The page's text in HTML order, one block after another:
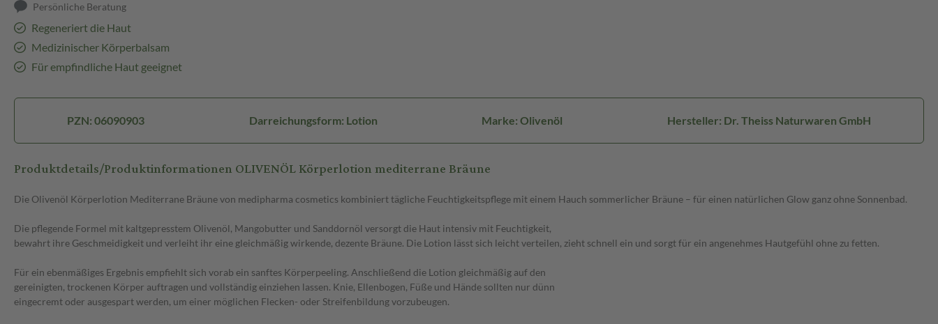
Persönliche Beratung
Regeneriert die Haut
Medizinischer Körperbalsam
Für empfindliche Haut geeignet
PZN: 06090903 Darreichungsform: Lotion Marke: Olivenöl Hersteller: Dr. Theiss Naturwaren GmbH
Produktdetails/Produktinformationen OLIVENÖL Körperlotion mediterrane Bräune
Die Olivenöl Körperlotion Mediterrane Bräune von medipharma cosmetics kombiniert tägliche Feuchtigkeitspflege mit einem Hauch sommerlicher Bräune – für einen natürlichen Glow ganz ohne Sonnenbad.
Die pflegende Formel mit kaltgepresstem Olivenöl, Mangobutter und Sanddornöl versorgt die Haut intensiv mit Feuchtigkeit,
bewahrt ihre Geschmeidigkeit und verleiht ihr eine gleichmäßig wirkende, dezente Bräune. Die Lotion lässt sich leicht verteilen, zieht schnell ein und sorgt für ein angenehmes Hautgefühl ohne zu fetten.
Für ein ebenmäßiges Ergebnis empfiehlt sich vorab ein sanftes Körperpeeling. Anschließend die Lotion gleichmäßig auf den
gereinigten, trockenen Körper auftragen und vollständig einziehen lassen. Knie, Ellenbogen, Füße und Hände sollten nur dünn
eingecremt oder ausgespart werden, um einer möglichen Flecken- oder Streifenbildung vorzubeugen.